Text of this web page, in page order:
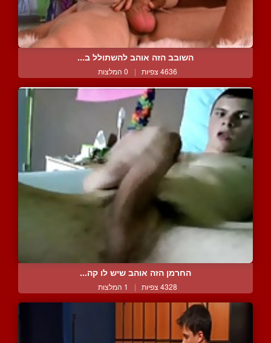
השובב הזה אוהב להשתולל ב...
4636 צפיות | 0 המלצות
החרמן הזה אוהב שיש לו קה...
4328 צפיות | 1 המלצות